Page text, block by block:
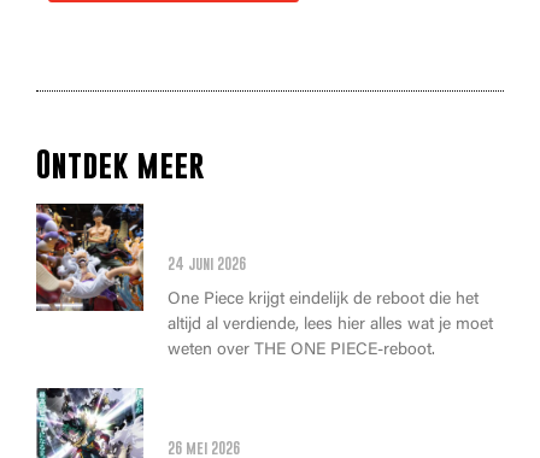
Ontdek meer
24 juni 2026
One Piece krijgt eindelijk de reboot die het
altijd al verdiende, lees hier alles wat je moet
weten over THE ONE PIECE-reboot.
26 mei 2026